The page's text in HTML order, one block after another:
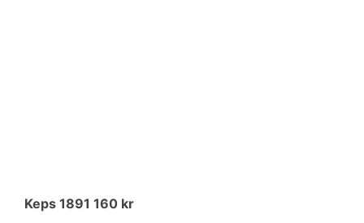
Keps 1891 160 kr